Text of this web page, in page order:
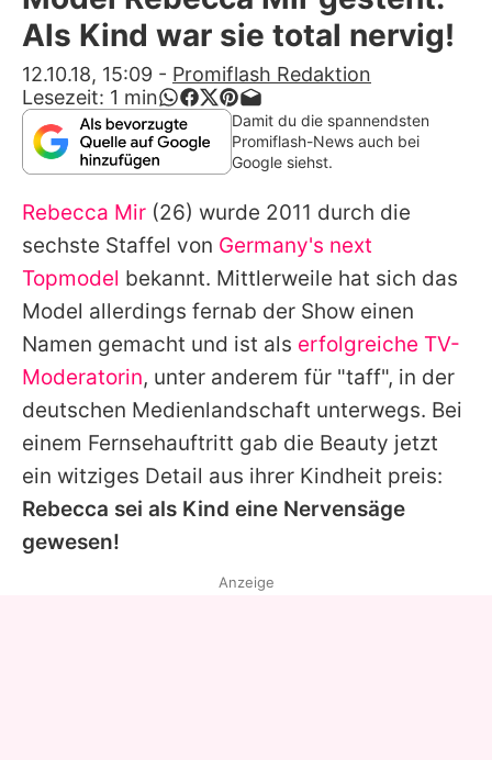
Alle Themen auf Promiflash
App runterladen
Team
Redaktionelle Richtlinien
Impressum
Nutzungsbedingungen
Utiq verwalten
Als Kind war sie total nervig!
12.10.18, 15:09 - Promiflash Redaktion
Lesezeit: 1 min
Damit du die spannendsten
Promiflash-News auch bei
Google siehst.
Rebecca Mir (26) wurde 2011 durch die
sechste Staffel von Germany's next
Topmodel bekannt. Mittlerweile hat sich das
Model allerdings fernab der Show einen
Namen gemacht und ist als erfolgreiche TV-
Moderatorin, unter anderem für "taff", in der
deutschen Medienlandschaft unterwegs. Bei
einem Fernsehauftritt gab die Beauty jetzt
ein witziges Detail aus ihrer Kindheit preis:
Rebecca sei als Kind eine Nervensäge
gewesen!
Anzeige